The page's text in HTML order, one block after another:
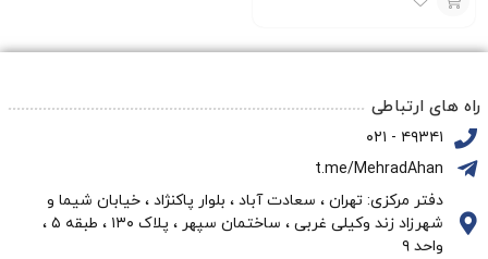
سبد
راه های ارتباطی
۴۹۳۴۱ - ۰۲۱
t.me/MehradAhan
دفتر مرکزی: تهران ، سعادت آباد ، بلوار پاکنژاد ، خیابان شیما و
شهرزاد زند وکیلی غربی ، ساختمان سپهر ، پلاک ۱۳۰ ، طبقه ۵ ،
واحد ۹